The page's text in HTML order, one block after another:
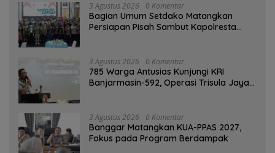
3 Agustus 2026 0 Komentar
Bagian Umum Setdako Matangkan
Persiapan Pisah Sambut Kapolresta
3 Agustus 2026 0 Komentar
785 Warga Antusias Kunjungi KRI
Banjarmasin-592, Operasi Trisula Jaya
3 Agustus 2026 0 Komentar
‎Banggar Matangkan KUA-PPAS 2027,
Fokus pada Program Berdampak